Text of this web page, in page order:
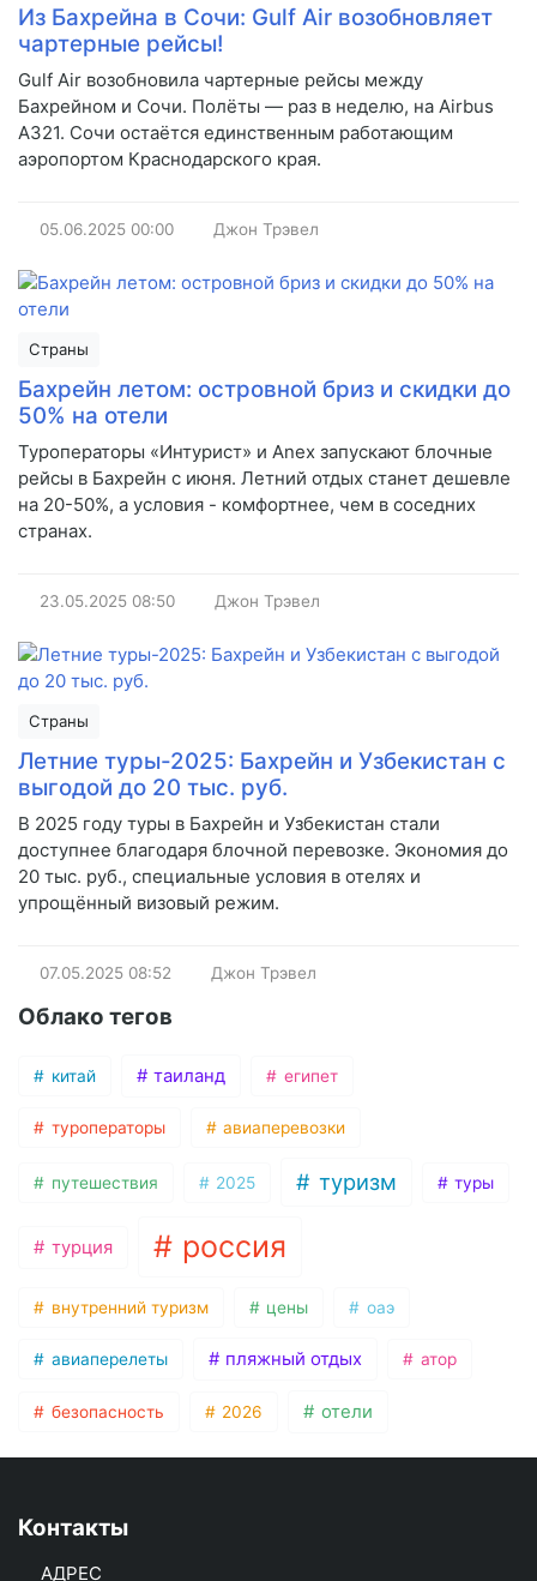
Из Бахрейна в Сочи: Gulf Air возобновляет
чартерные рейсы!
Gulf Air возобновила чартерные рейсы между
Бахрейном и Сочи. Полёты — раз в неделю, на Airbus
A321. Сочи остаётся единственным работающим
аэропортом Краснодарского края.
05.06.2025 00:00 Джон Трэвел
Страны
Бахрейн летом: островной бриз и скидки до
50% на отели
Туроператоры «Интурист» и Anex запускают блочные
рейсы в Бахрейн с июня. Летний отдых станет дешевле
на 20-50%, а условия - комфортнее, чем в соседних
странах.
23.05.2025 08:50 Джон Трэвел
Страны
Летние туры-2025: Бахрейн и Узбекистан с
выгодой до 20 тыс. руб.
В 2025 году туры в Бахрейн и Узбекистан стали
доступнее благодаря блочной перевозке. Экономия до
20 тыс. руб., специальные условия в отелях и
упрощённый визовый режим.
07.05.2025 08:52 Джон Трэвел
Облако тегов
китай таиланд египет
туроператоры авиаперевозки
путешествия 2025 туризм туры
турция россия
внутренний туризм цены оаэ
авиаперелеты пляжный отдых атор
безопасность 2026 отели
Контакты
АДРЕС